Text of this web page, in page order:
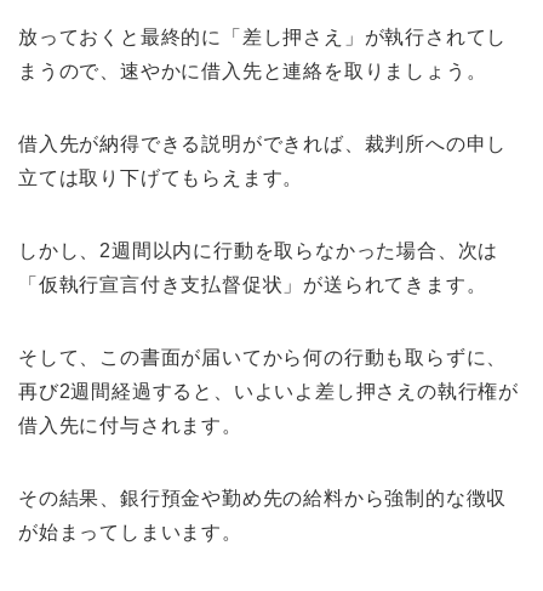
放っておくと最終的に「差し押さえ」が執行されてし
まうので、速やかに借入先と連絡を取りましょう。
借入先が納得できる説明ができれば、裁判所への申し
立ては取り下げてもらえます。
しかし、2週間以内に行動を取らなかった場合、次は
「仮執行宣言付き支払督促状」が送られてきます。
そして、この書面が届いてから何の行動も取らずに、
再び2週間経過すると、いよいよ差し押さえの執行権が
借入先に付与されます。
その結果、銀行預金や勤め先の給料から強制的な徴収
が始まってしまいます。